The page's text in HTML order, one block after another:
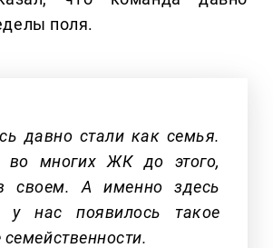
поля.
давно стали как семья.
многих ЖК до этого,
своем. А именно здесь
у нас появилось такое